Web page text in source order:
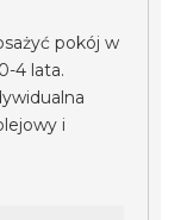
pokój w
4 lata.
i